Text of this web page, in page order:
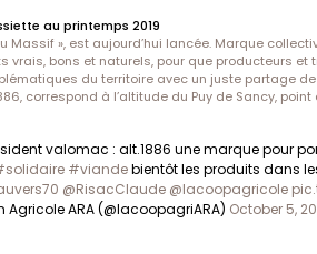
au printemps 2019
Massif », est aujourd’hui lancée. Marque
vrais, bons et naturels, pour que producteurs
du territoire avec un juste partage
correspond à l’altitude du Puy de Sancy,
valomac : alt.1886 une marque pour
#viandebientôt les produits dans
@RisacClaude @lacoopagricole
ARA (@lacoopagriARA) October 5,